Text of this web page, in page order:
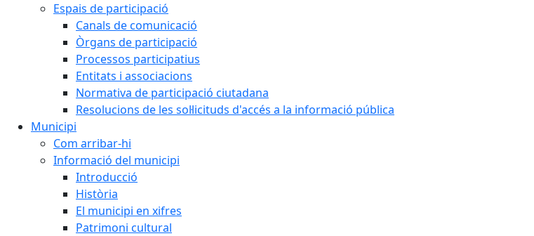
Espais de participació
Canals de comunicació
Òrgans de participació
Processos participatius
Entitats i associacions
Normativa de participació ciutadana
Resolucions de les sol·licituds d'accés a la informació pública
Municipi
Com arribar-hi
Informació del municipi
Introducció
Història
El municipi en xifres
Patrimoni cultural